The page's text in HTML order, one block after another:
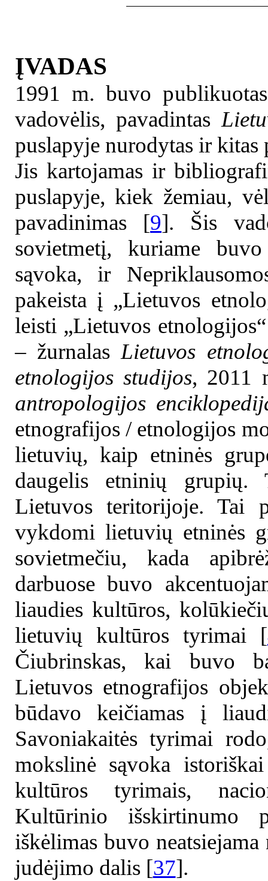
ĮVADAS
1991 m. buvo
vadovėlis, pavadintas
puslapyje nurodytas ir
Jis kartojamas ir
puslapyje, kiek žemiau,
pavadinimas [9]. Šis
sovietmetį, kuriame
sąvoka, ir
pakeista į „Lietuvos
leisti „Lietuvos
– žurnalasLietuvos
etnologijos studijos, 2011
antropologijos
etnografijos / etnologijos
lietuvių, kaip etninės
daugelis etninių
Lietuvos teritorijoje. Tai
vykdomi lietuvių etninės
sovietmečiu, kada
darbuose buvo
liaudies kultūros,
lietuvių kultūros tyrimai [
Čiubrinskas, kai buvo
Lietuvos etnografijos
būdavo keičiamas į
Savoniakaitės tyrimai
mokslinė sąvoka
kultūros tyrimais,
Kultūrinio išskirtinumo
iškėlimas buvo
judėjimo dalis [37].